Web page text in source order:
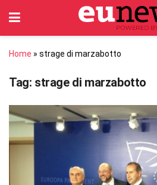
Home » strage di marzabotto
Tag: strage di marzabotto